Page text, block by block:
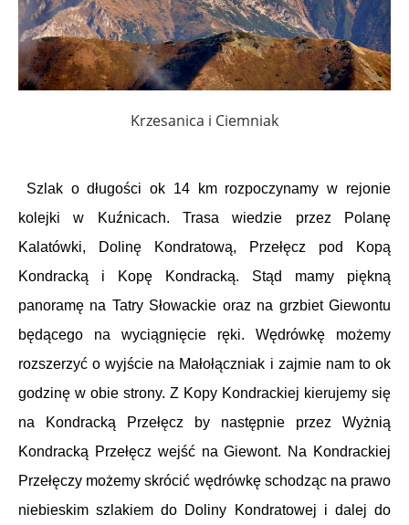
Krzesanica i Ciemniak
Szlak o długości ok 14 km rozpoczynamy w rejonie
kolejki w Kuźnicach. Trasa wiedzie przez Polanę
Kalatówki, Dolinę Kondratową, Przełęcz pod Kopą
Kondracką i Kopę Kondracką. Stąd mamy piękną
panoramę na Tatry Słowackie oraz na grzbiet Giewontu
będącego na wyciągnięcie ręki. Wędrówkę możemy
rozszerzyć o wyjście na Małołączniak i zajmie nam to ok
godzinę w obie strony. Z Kopy Kondrackiej kierujemy się
na Kondracką Przełęcz by następnie przez Wyżnią
Kondracką Przełęcz wejść na Giewont. Na Kondrackiej
Przełęczy możemy skrócić wędrówkę schodząc na prawo
niebieskim szlakiem do Doliny Kondratowej i dalej do